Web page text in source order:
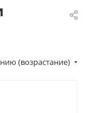
(возрастание)